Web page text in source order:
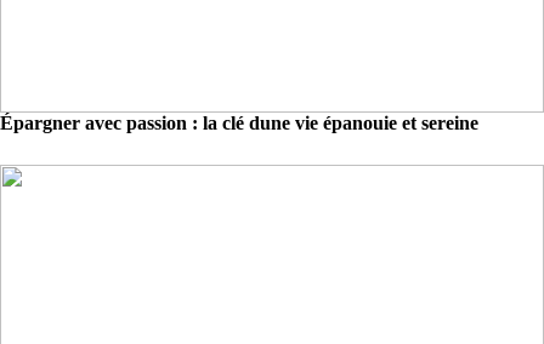
Épargner avec passion : la clé dune vie épanouie et sereine